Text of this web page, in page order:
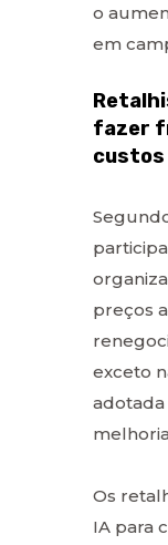
o
em
fazer
custos
preços
exceto
Os
IA para